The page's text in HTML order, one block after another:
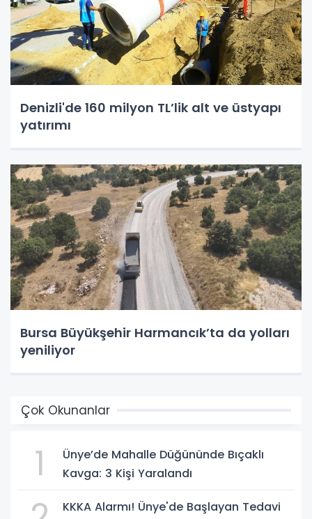
Denizli'de 160 milyon TL’lik alt ve üstyapı
yatırımı
Bursa Büyükşehir Harmancık’ta da yolları
yeniliyor
Çok Okunanlar
1
Ünye’de Mahalle Düğününde Bıçaklı
Kavga: 3 Kişi Yaralandı
KKKA Alarmı! Ünye'de Başlayan Tedavi